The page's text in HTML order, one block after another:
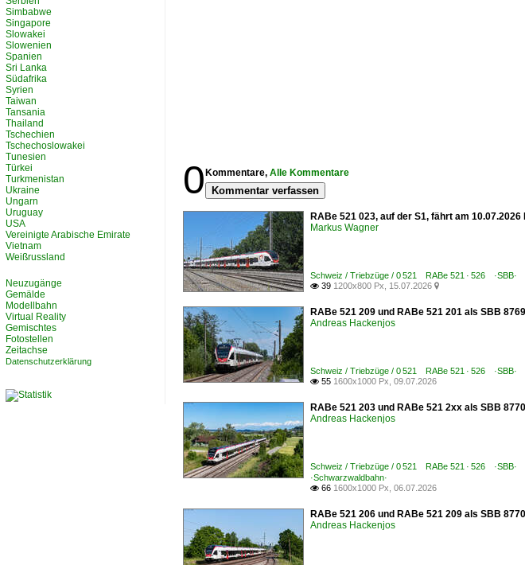
0 Kommentare, Alle Kommentare
Kommentar verfassen
RABe 521 023, auf der S1, fährt am
Markus Wagner
Schweiz / Triebzüge / 0 521 RABe 521 · 526
 39 1200x800 Px, 15.07.2026 
RABe 521 209 und RABe 521 201 als SBB
Andreas Hackenjos
Schweiz / Triebzüge / 0 521 RABe 521 · 526
 55 1600x1000 Px, 09.07.2026
RABe 521 203 und RABe 521 2xx als SBB
Andreas Hackenjos
Schweiz / Triebzüge / 0 521 RABe 521 · 526
·Schwarzwaldbahn·
 66 1600x1000 Px, 06.07.2026
RABe 521 206 und RABe 521 209 als SBB
Andreas Hackenjos
Simbabwe
Singapore
Slowakei
Slowenien
Spanien
Sri Lanka
Südafrika
Syrien
Taiwan
Tansania
Thailand
Tschechien
Tschechoslowakei
Tunesien
Türkei
Turkmenistan
Ukraine
Ungarn
Uruguay
USA
Vereinigte Arabische Emirate
Vietnam
Weißrussland
Neuzugänge
Gemälde
Modellbahn
Virtual Reality
Gemischtes
Fotostellen
Zeitachse
Datenschutzerklärung